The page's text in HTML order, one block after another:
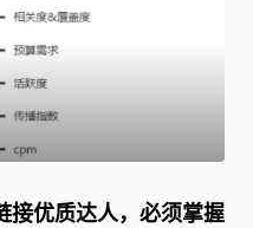
接优质达人，必须掌握